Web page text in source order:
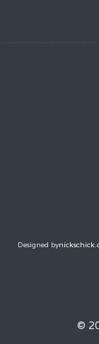
Designed by
©